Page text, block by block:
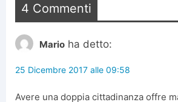
4 Commenti
Mario ha detto:
25 Dicembre 2017 alle 09:58
Avere una doppia cittadinanza offre